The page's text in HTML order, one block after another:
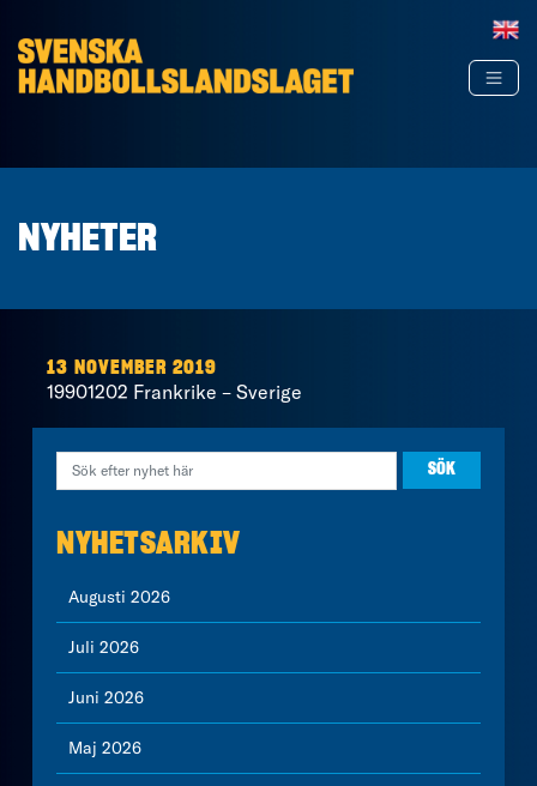
NYHETER
13 NOVEMBER 2019
19901202 Frankrike – Sverige
NYHETSARKIV
Augusti 2026
Juli 2026
Juni 2026
Maj 2026